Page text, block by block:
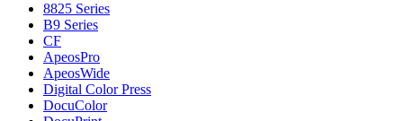
8825 Series
B9 Series
CF
ApeosPro
ApeosWide
Digital Color Press
DocuColor